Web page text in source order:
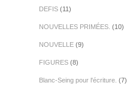
DEFIS(11)
NOUVELLES PRIMÉES. (10)
NOUVELLE(9)
FIGURES(8)
Blanc-Seing pour l'écriture. (7)